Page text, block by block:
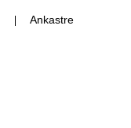
Ankastre